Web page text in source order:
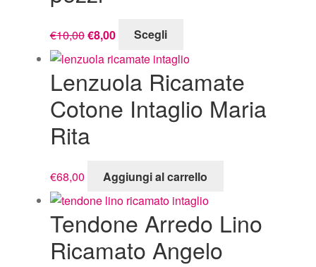
€10,00
prezzo
originale
era:
€8,00
attuale
è:
Scegli
ha
più
Le
scelte
nella
pagina
prodotto
Lenzuola Ricamate
Cotone Intaglio Maria
Rita
€68,00 Aggiungi al carrello
Tendone Arredo Lino
Ricamato Angelo